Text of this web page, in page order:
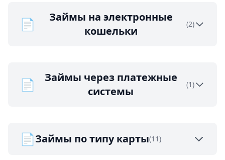
📄
Займы на электронные
кошельки
(2)
📄
Займы через платежные
системы
(1)
📄Займы по типу карты(11)